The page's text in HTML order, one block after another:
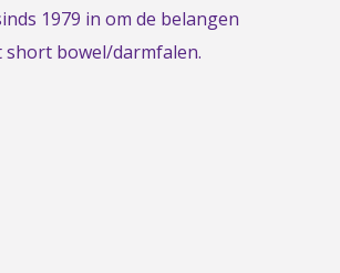
1979 in om de belangen
short bowel/darmfalen.